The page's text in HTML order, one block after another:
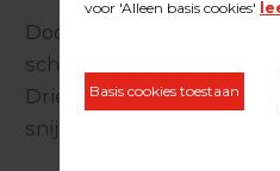
Door de stand van de
schade aan de ondervloer.
Drie verwisselbare
snijkanten van gehard